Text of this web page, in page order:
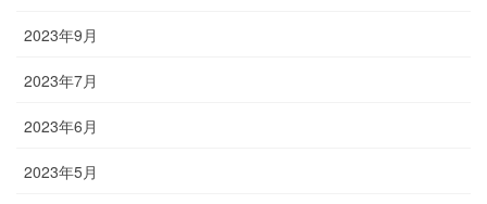
2023年9月
2023年7月
2023年6月
2023年5月